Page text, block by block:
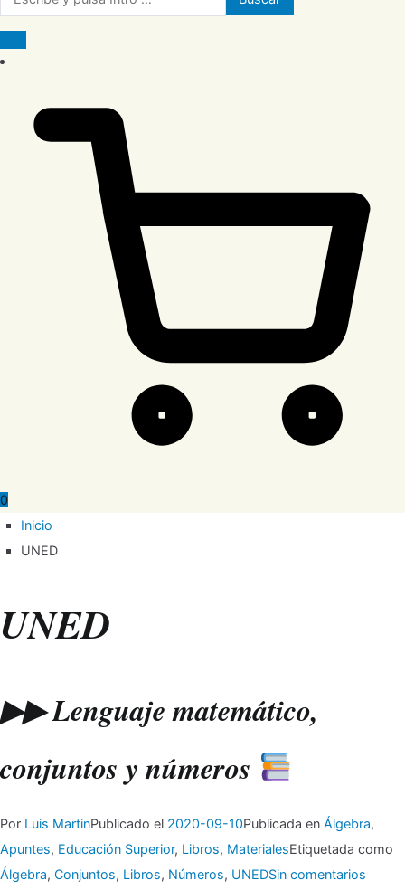
0
Inicio
UNED
UNED
▶▶ Lenguaje matemático,
conjuntos y números
Por Luis MartinPublicado el 2020-09-10Publicada en Álgebra,
Apuntes, Educación Superior, Libros, MaterialesEtiquetada como
Álgebra, Conjuntos, Libros, Números, UNEDSin comentarios